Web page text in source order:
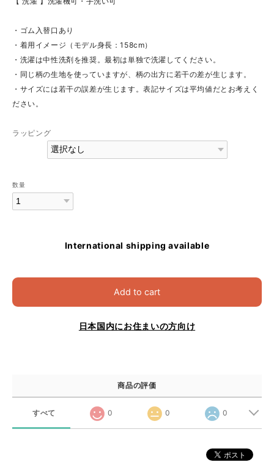
・ゴム入替口あり
・着用イメージ（モデル身長：158cm）
・洗濯は中性洗剤を推奨。最初は単独で洗濯してください。
・同じ柄の生地を使っていますが、柄の出方に若干の差が生じます。
・サイズには若干の誤差が生じます。表記サイズは平均値だとお考えく
ださい。
ラッピング
数量
International shipping available
Add to cart
日本国内にお住まいの方向け
商品の評価
すべて 0 0 0